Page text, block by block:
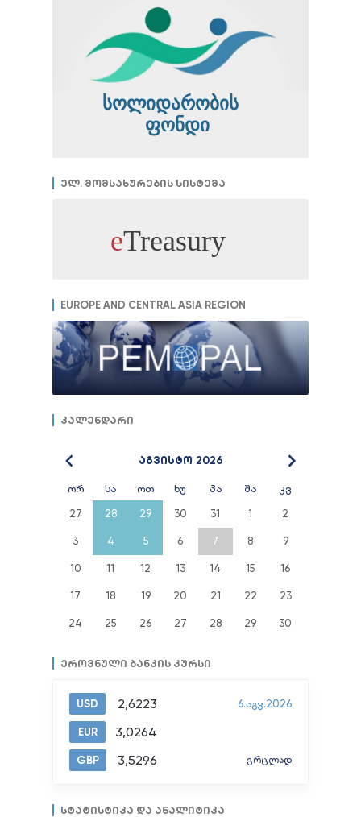
ელ. მომსახურების სისტემა
EUROPE AND CENTRAL ASIA REGION
კალენდარი
აგვისტო 2026
ორ სა ოთ ხუ პა შა კვ
27 28 29 30 31 1 2
3 4 5 6 7 8 9
10 11 12 13 14 15 16
17 18 19 20 21 22 23
24 25 26 27 28 29 30
ეროვნული ბანკის კურსი
USD 2,6223
EUR 3,0264
GBP 3,5296
6.აგვ.2026
ვრცლად
სტატისტიკა და ანალიტიკა